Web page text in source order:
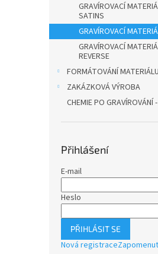
n
GRAVÍROVACÍ
SATINS
GRAVÍROVACÍ
GRAVÍROVACÍ
REVERSE
FORMÁTOVÁNÍ MATERIÁLU
ZAKÁZKOVÁ VÝROBA
CHEMIE PO GRAVÍROVÁNÍ
Přihlášení
E-mail
Heslo
PŘIHLÁSIT SE
Nová registrace